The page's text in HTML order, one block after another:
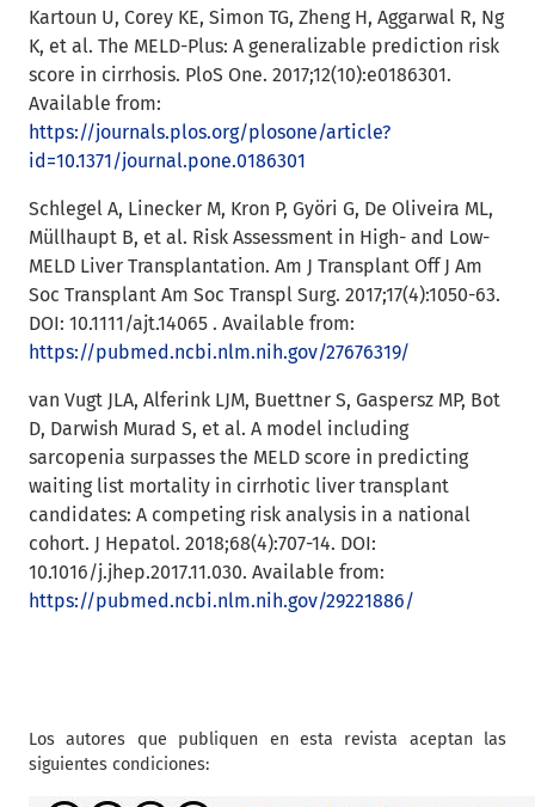
Kartoun U, Corey KE, Simon TG, Zheng H, Aggarwal R, Ng
K, et al. The MELD-Plus: A generalizable prediction risk
score in cirrhosis. PloS One. 2017;12(10):e0186301.
Available from:
https://journals.plos.org/plosone/article?
id=10.1371/journal.pone.0186301
Schlegel A, Linecker M, Kron P, Györi G, De Oliveira ML,
Müllhaupt B, et al. Risk Assessment in High- and Low-
MELD Liver Transplantation. Am J Transplant Off J Am
Soc Transplant Am Soc Transpl Surg. 2017;17(4):1050-63.
DOI: 10.1111/ajt.14065 . Available from:
https://pubmed.ncbi.nlm.nih.gov/27676319/
van Vugt JLA, Alferink LJM, Buettner S, Gaspersz MP, Bot
D, Darwish Murad S, et al. A model including
sarcopenia surpasses the MELD score in predicting
waiting list mortality in cirrhotic liver transplant
candidates: A competing risk analysis in a national
cohort. J Hepatol. 2018;68(4):707-14. DOI:
10.1016/j.jhep.2017.11.030. Available from:
https://pubmed.ncbi.nlm.nih.gov/29221886/
Los autores que publiquen en esta revista aceptan las
siguientes condiciones: